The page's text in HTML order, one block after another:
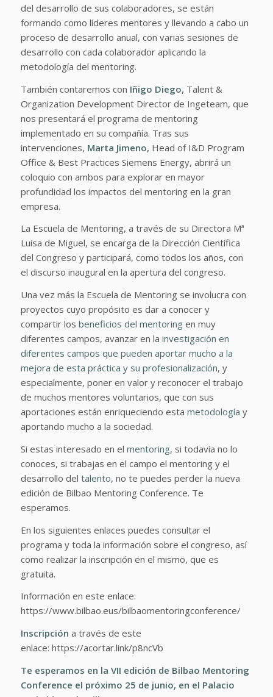
del desarrollo de sus colaboradores, se están
formando como líderes mentores y llevando a cabo un
proceso de desarrollo anual, con varias sesiones de
desarrollo con cada colaborador aplicando la
metodología del mentoring.
También contaremos con Iñigo Diego, Talent &
Organization Development Director de Ingeteam, que
nos presentará el programa de mentoring
implementado en su compañía. Tras sus
intervenciones, Marta Jimeno, Head of I&D Program
Office & Best Practices Siemens Energy, abrirá un
coloquio con ambos para explorar en mayor
profundidad los impactos del mentoring en la gran
empresa.
La Escuela de Mentoring, a través de su Directora Mª
Luisa de Miguel, se encarga de la Dirección Científica
del Congreso y participará, como todos los años, con
el discurso inaugural en la apertura del congreso.
Una vez más la Escuela de Mentoring se involucra con
proyectos cuyo propósito es dar a conocer y
compartir los beneficios del mentoringen muy
diferentes campos, avanzar en la investigación en
diferentes campos que pueden aportar mucho a la
mejora de esta práctica y su profesionalización, y
especialmente, poner en valor y reconocer el trabajo
de muchos mentores voluntarios, que con sus
aportaciones están enriqueciendo esta metodología y
aportando mucho a la sociedad.
Si estas interesado en el mentoring, si todavía no lo
conoces, si trabajas en el campo el mentoring y el
desarrollo del talento, no te puedes perder la nueva
edición de Bilbao Mentoring Conference. Te
esperamos.
En los siguientes enlaces puedes consultar el
programa y toda la información sobre el congreso, así
como realizar la inscripción en el mismo, que es
gratuita.
Información en este enlace:
https://www.bilbao.eus/bilbaomentoringconference/
Inscripción a través de este
enlace: https://acortar.link/p8ncVb
Te esperamos en la VII edición de Bilbao Mentoring
Conference el próximo 25 de junio, en el Palacio